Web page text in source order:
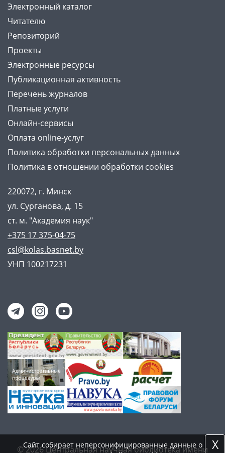
Электронный каталог
Читателю
Репозиторий
Проекты
Электронные ресурсы
Публикационная активность
Перечень журналов
Платные услуги
Онлайн-сервисы
Оплата online-услуг
Политика обработки персональных данных
Политика в отношении обработки cookies
220072, г. Минск
ул. Сурганова, д. 15
ст. м. "Академия наук"
+375 17 375-04-75
csl@kolas.basnet.by
УНП 100217231
© 2026 Центральная научная библиотека имени
Сайт собирает неперсонифицированные данные о
X